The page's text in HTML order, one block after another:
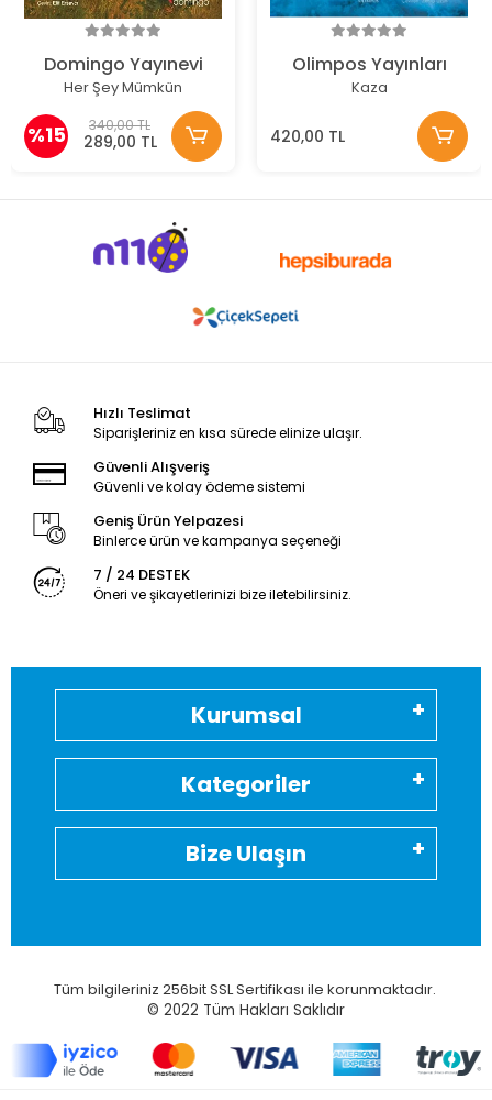
Domingo Yayınevi
Her Şey Mümkün
%15 340,00 TL
289,00 TL
Olimpos Yayınları
Kaza
420,00 TL
Hızlı Teslimat
Siparişleriniz en kısa sürede elinize ulaşır.
Güvenli Alışveriş
Güvenli ve kolay ödeme sistemi
Geniş Ürün Yelpazesi
Binlerce ürün ve kampanya seçeneği
7 / 24 DESTEK
Öneri ve şikayetlerinizi bize iletebilirsiniz.
Kurumsal
Kategoriler
Bize Ulaşın
Tüm bilgileriniz 256bit SSL Sertifikası ile korunmaktadır.
© 2022 Tüm Hakları Saklıdır